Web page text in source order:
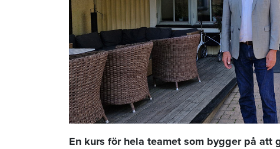
En kurs för hela teamet som bygger på att